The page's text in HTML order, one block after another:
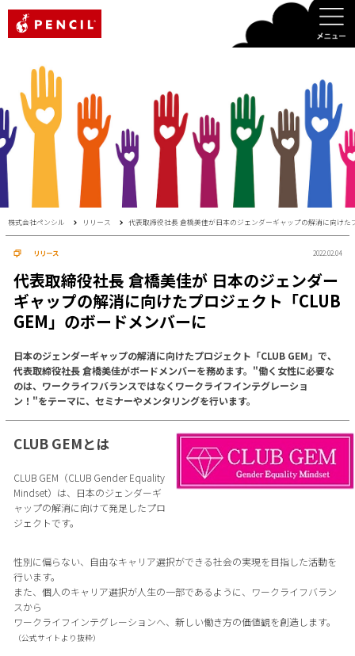
株式会社ペンシル リリース 代表取締役社長 倉橋美佳が日本のジェンダーギャップの解消に向けた
リリース 2022.02.04
代表取締役社長 倉橋美佳が 日本のジェンダー
ギャップの解消に向けたプロジェクト「CLUB
GEM」のボードメンバーに
日本のジェンダーギャップの解消に向けたプロジェクト「CLUB GEM」で、
代表取締役社長 倉橋美佳がボードメンバーを務めます。"働く女性に必要な
のは、ワークライフバランスではなくワークライフインテグレーショ
ン！"をテーマに、セミナーやメンタリングを行います。
CLUB GEMとは
CLUB GEM（CLUB Gender Equality
Mindset）は、日本のジェンダーギ
ャップの解消に向けて発足したプロ
ジェクトです。
性別に偏らない、自由なキャリア選択ができる社会の実現を目指した活動を
行います。
また、個人のキャリア選択が人生の一部であるように、ワークライフバラン
スから
ワークライフインテグレーションへ、新しい働き方の価値観を創造します。
（公式サイトより抜粋）